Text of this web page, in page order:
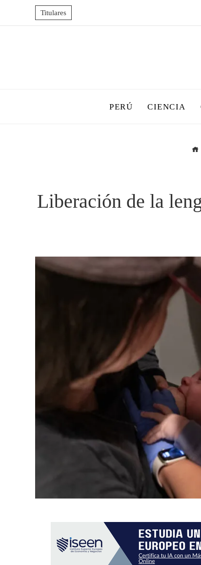
Titulares
PERÚ CIENCIA
Liberación de la